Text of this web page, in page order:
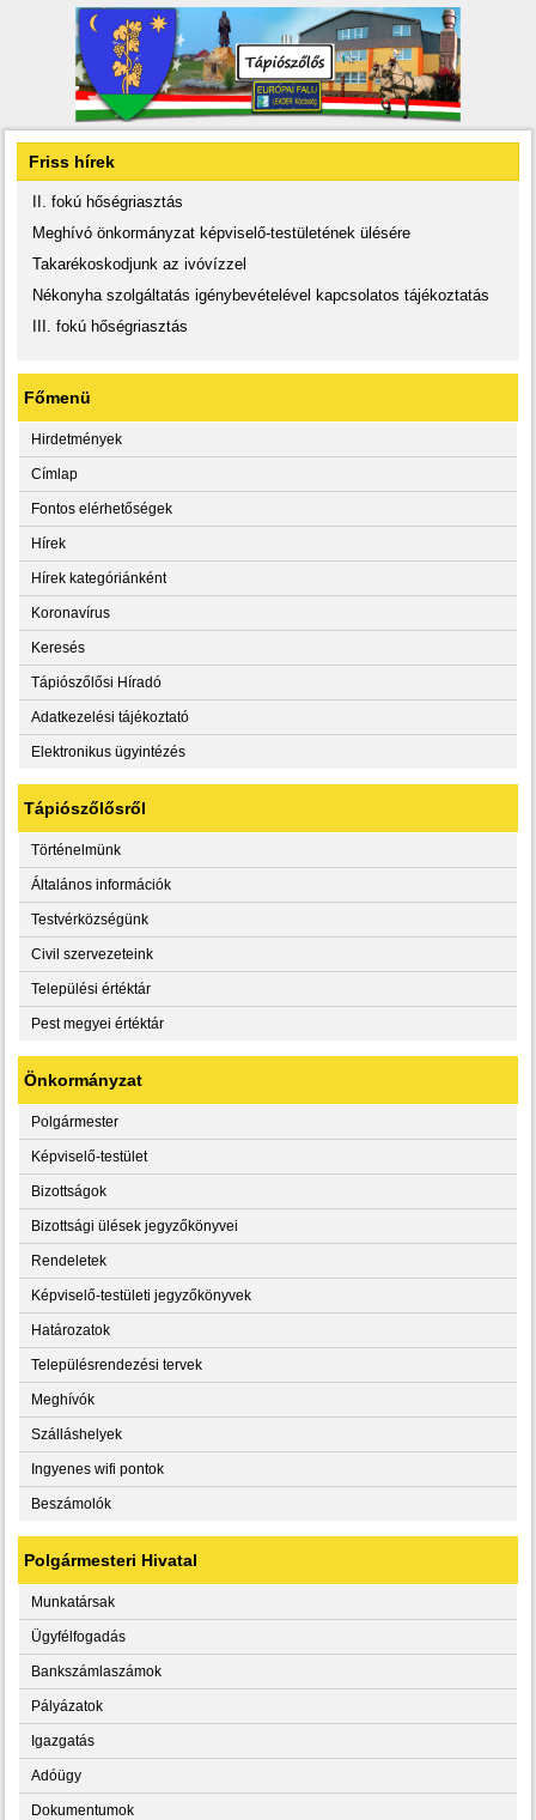
Friss hírek
II. fokú hőségriasztás
Meghívó önkormányzat képviselő-testületének ülésére
Takarékoskodjunk az ivóvízzel
Nékonyha szolgáltatás igénybevételével kapcsolatos tájékoztatás
III. fokú hőségriasztás
Főmenü
Hirdetmények
Címlap
Fontos elérhetőségek
Hírek
Hírek kategóriánként
Koronavírus
Keresés
Tápiószőlősi Híradó
Adatkezelési tájékoztató
Elektronikus ügyintézés
Tápiószőlősről
Történelmünk
Általános információk
Testvérközségünk
Civil szervezeteink
Települési értéktár
Pest megyei értéktár
Önkormányzat
Polgármester
Képviselő-testület
Bizottságok
Bizottsági ülések jegyzőkönyvei
Rendeletek
Képviselő-testületi jegyzőkönyvek
Határozatok
Településrendezési tervek
Meghívók
Szálláshelyek
Ingyenes wifi pontok
Beszámolók
Polgármesteri Hivatal
Munkatársak
Ügyfélfogadás
Bankszámlaszámok
Pályázatok
Igazgatás
Adóügy
Dokumentumok